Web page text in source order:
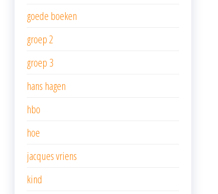
goede boeken
groep 2
groep 3
hans hagen
hbo
hoe
jacques vriens
kind